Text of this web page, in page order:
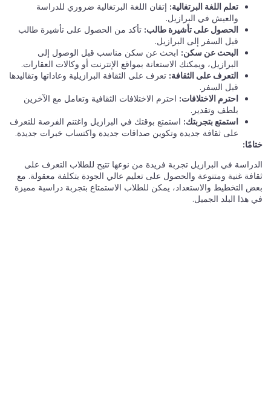
تعلم اللغة البرتغالية: إتقان اللغة البرتغالية ضروري للدراسة
والعيش في البرازيل.
الحصول على تأشيرة طالب: تأكد من الحصول على تأشيرة طالب
قبل السفر إلى البرازيل.
البحث عن سكن: ابحث عن سكن مناسب قبل الوصول إلى
البرازيل، ويمكنك الاستعانة بمواقع الإنترنت أو وكالات العقارات.
التعرف على الثقافة: تعرف على الثقافة البرازيلية وعاداتها وتقاليدها
قبل السفر.
احترم الاختلافات: احترم الاختلافات الثقافية وتعامل مع الآخرين
بلطف وتقدير.
استمتع بتجربتك: استمتع بوقتك في البرازيل واغتنم الفرصة للتعرف
على ثقافة جديدة وتكوين صداقات جديدة واكتساب خبرات جديدة.
ختامًا:
الدراسة في البرازيل تجربة فريدة من نوعها تتيح للطلاب التعرف على
ثقافة غنية ومتنوعة والحصول على تعليم عالي الجودة بتكلفة معقولة. مع
بعض التخطيط والاستعداد، يمكن للطلاب الاستمتاع بتجربة دراسية مميزة
في هذا البلد الجميل.